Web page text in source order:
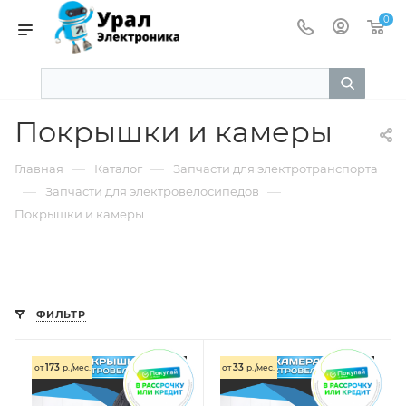
0
Покрышки и камеры
Главная — Каталог — Запчасти для электротранспорта
— Запчасти для электровелосипедов —
Покрышки и камеры
ФИЛЬТР
от173 р./мес. от33 р./мес.